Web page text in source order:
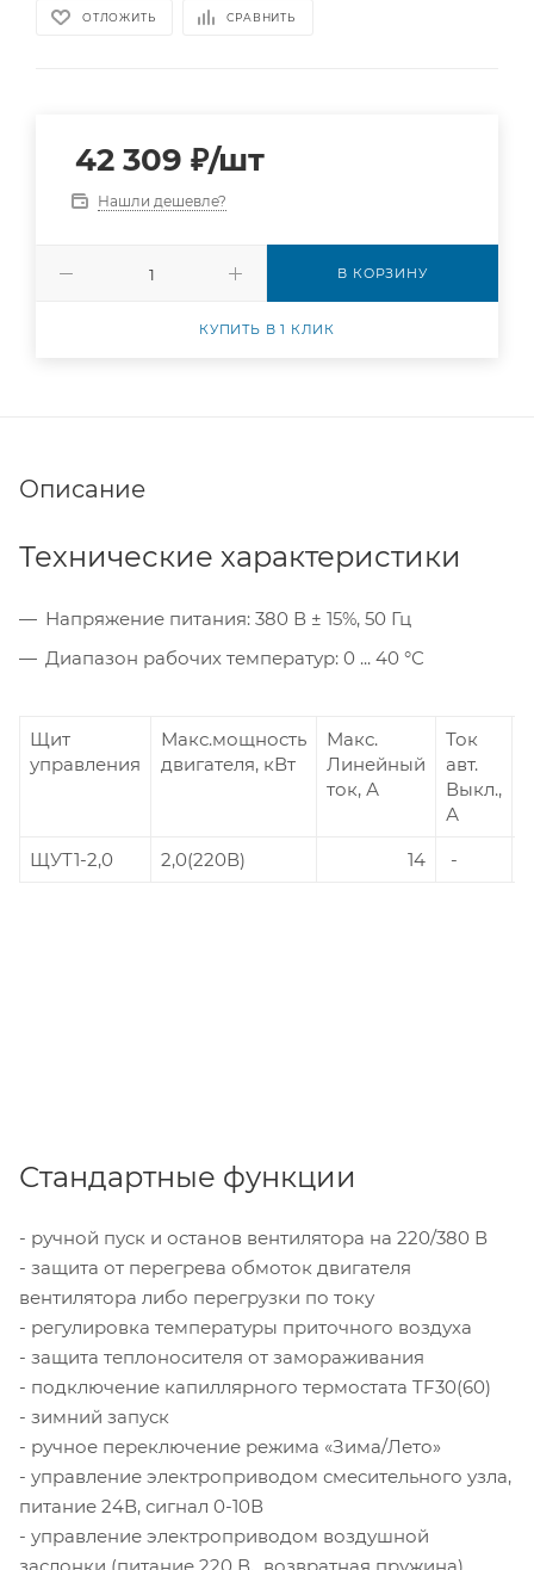
ОТЛОЖИТЬ СРАВНИТЬ
42 309 ₽/шт
Нашли дешевле?
В КОРЗИНУ
КУПИТЬ В 1 КЛИК
Описание
Технические характеристики
Напряжение питания: 380 В ± 15%, 50 Гц
Диапазон рабочих температур: 0 ... 40 °С
Щит
управления
Макс.мощность
двигателя, кВт
Макс.
Линейный
ток, А
Ток
авт.
Выкл.,
А
ЩУТ1-2,0 2,0(220В) 14 -
Стандартные функции
- ручной пуск и останов вентилятора на 220/380 В
- защита от перегрева обмоток двигателя
вентилятора либо перегрузки по току
- регулировка температуры приточного воздуха
- защита теплоносителя от замораживания
- подключение капиллярного термостата TF30(60)
- зимний запуск
- ручное переключение режима «Зима/Лето»
- управление электроприводом смесительного узла,
питание 24В, сигнал 0-10В
- управление электроприводом воздушной